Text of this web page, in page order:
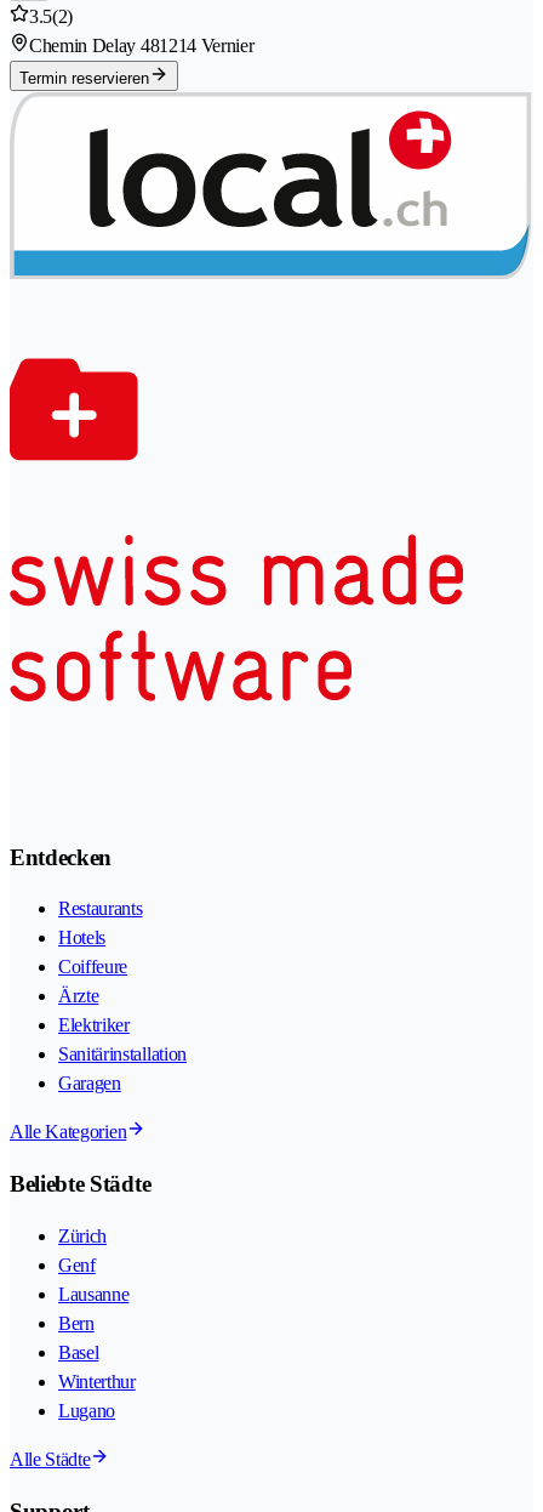
3.5(2)
Chemin Delay 481214 Vernier
Termin reservieren
Entdecken
Restaurants
Hotels
Coiffeure
Ärzte
Elektriker
Sanitärinstallation
Garagen
Alle Kategorien
Beliebte Städte
Zürich
Genf
Lausanne
Bern
Basel
Winterthur
Lugano
Alle Städte